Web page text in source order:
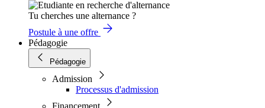
Tu cherches une alternance ?
Postule à une offre
Pédagogie
Pédagogie
Admission
Processus d'admission
Financement